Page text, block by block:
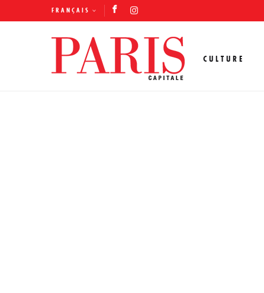
FRANÇAIS
CULTURE